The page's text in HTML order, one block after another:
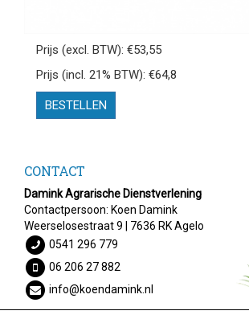
Prijs (excl. BTW): €53,55
Prijs (incl. 21% BTW): €64,8
BESTELLEN
CONTACT
Damink Agrarische Dienstverlening
Contactpersoon: Koen Damink
Weerselosestraat 9 | 7636 RK Agelo
0541 296 779
06 206 27 882
info@koendamink.nl